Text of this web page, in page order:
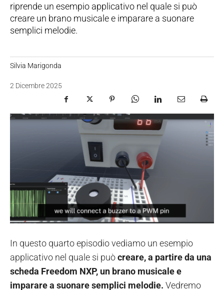
riprende un esempio applicativo nel quale si può
creare un brano musicale e imparare a suonare
semplici melodie.
Silvia Marigonda
2 Dicembre 2025
In questo quarto episodio vediamo un esempio
applicativo nel quale si puòcreare, a partire da una
scheda Freedom NXP, un brano musicale e
imparare a suonare semplici melodie. Vedremo